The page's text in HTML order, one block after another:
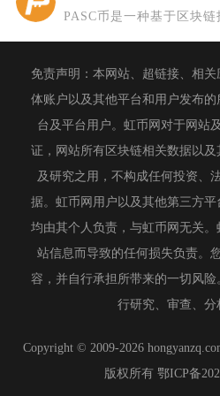
免责声明：本网站、超链接、相
体账户以及其他平台和用户发布
台及平台用户。虹币网对于网站
证，网站所有区块链相关数据以
及研究之用，不构成任何投资、
据。虹币网用户以及其他第三方
均由其个人负责，与虹币网无关
站信息而导致的任何损失负责。
容，并自行承担所带来的一切风
行研究、审查、分
Copyright © 2009-2026
版权所有 鄂ICP备